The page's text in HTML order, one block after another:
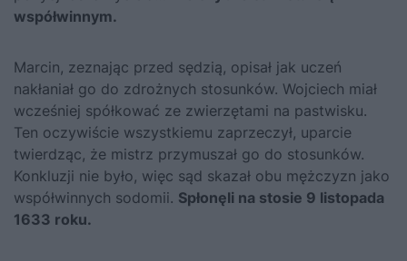
współwinnym.
Marcin, zeznając przed sędzią, opisał jak uczeń
nakłaniał go do zdrożnych stosunków. Wojciech miał
wcześniej spółkować ze zwierzętami na pastwisku.
Ten oczywiście wszystkiemu zaprzeczył, uparcie
twierdząc, że mistrz przymuszał go do stosunków.
Konkluzji nie było, więc sąd skazał obu mężczyzn jako
współwinnych sodomii. Spłonęli na stosie 9 listopada
1633 roku.